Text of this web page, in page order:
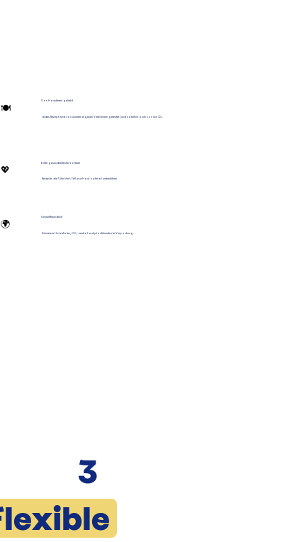
💖
Echte gesundheitliche Vorteile
Rezepte, die Vitalität, Fell und Haut optimal unterstützen.
🌍
Umweltfreundlich
Schweizer Hofzutaten, CO₂-neutral und plastikneutrale Verpackung.
🍽️
Von Haustieren geliebt
Jedes Rezept wird von unseren eigenen Vierbeinern getestet (und natürlich auch von uns 😉).
3